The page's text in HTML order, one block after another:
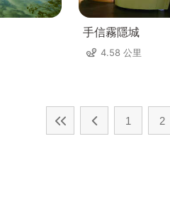
手信霧隱城
4.58 公里
1 2